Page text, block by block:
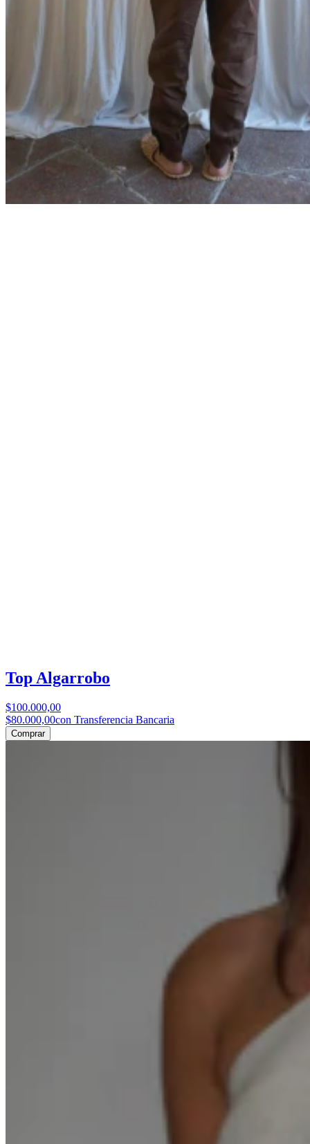
Top Algarrobo
$100.000,00
$80.000,00con Transferencia Bancaria
Comprar